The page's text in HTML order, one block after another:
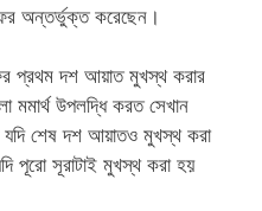
অন্তর্ভুক্ত করেছেন।
প্রথম দশ আয়াত মুখস্থ করার
মমার্থ উপলদ্ধি করত সেখান
যদি শেষ দশ আয়াতও মুখস্থ করা
সূরাটাই মুখস্থ করা হয়